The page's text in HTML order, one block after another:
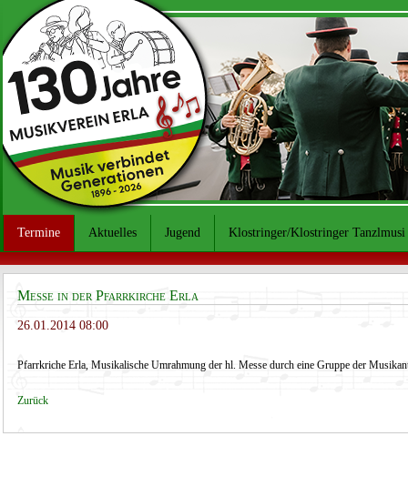
Termine Aktuelles Jugend Klostringer/Klostringer Tanzlmusi
Messe in der Pfarrkirche Erla
26.01.2014 08:00
Pfarrkriche Erla, Musikalische Umrahmung der hl. Messe durch eine Gruppe der
Zurück